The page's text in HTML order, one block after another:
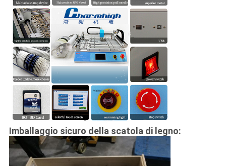
Imballaggio sicuro della scatola di legno: